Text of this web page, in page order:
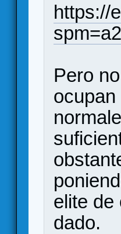
https://
Pero
elite de
dado.